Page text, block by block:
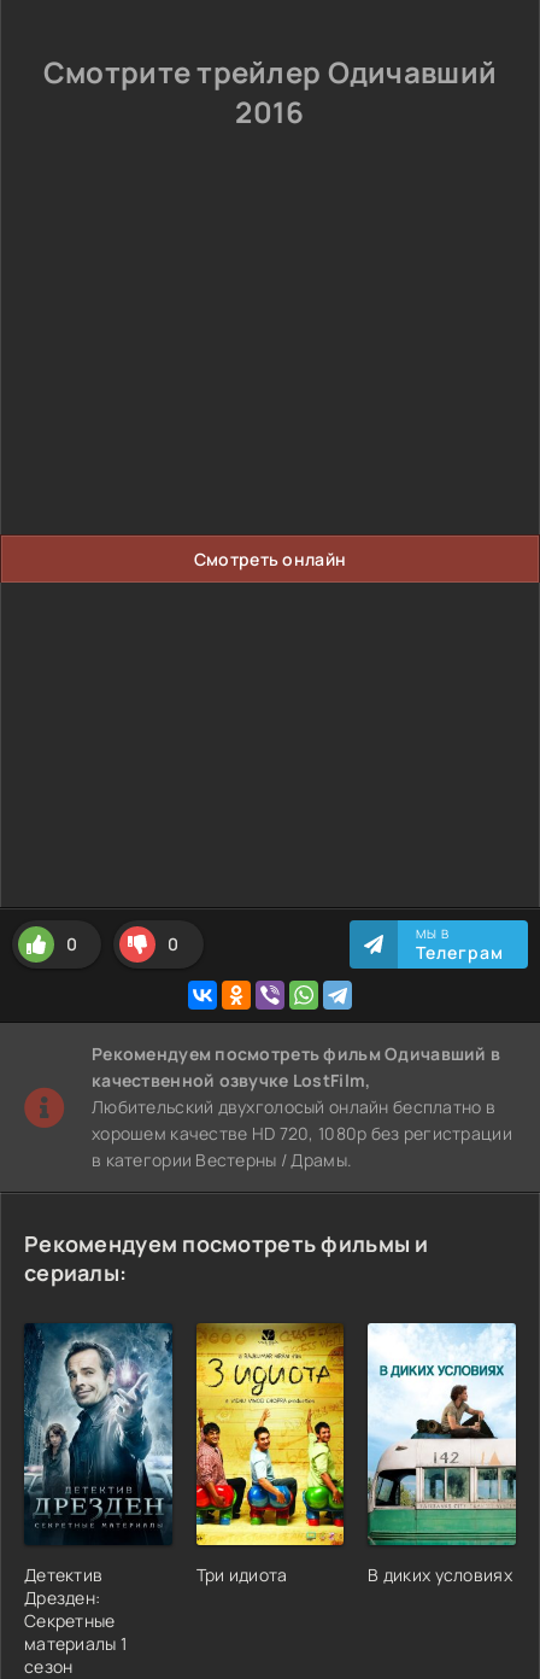
Смотрите трейлер Одичавший
2016
Смотреть онлайн
0 0 МЫ В
Телеграм
Рекомендуем посмотреть фильм Одичавший в
качественной озвучке LostFilm,
Любительский двухголосый онлайн бесплатно в
хорошем качестве HD 720, 1080p без регистрации
в категории Вестерны / Драмы.
Рекомендуем посмотреть фильмы и
сериалы:
Детектив
Дрезден:
Секретные
материалы 1
сезон
Три идиота В диких условиях